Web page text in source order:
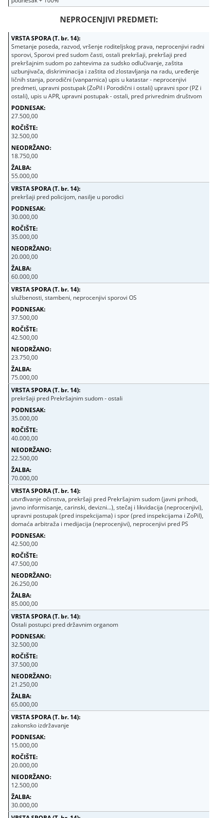
NEPROCENJIVI PREDMETI:
Smetanje poseda, razvod, vršenje roditeljskog prava, neprocenjivi radni
sporovi, Sporovi pred sudom časti, ostali prekršaji, prekršaji pred
prekršajnim sudom po zahtevima za sudsko odlučivanje, zaštita
uzbunjivača, diskriminacija i zaštita od zlostavljanja na radu, uređenje
ličnih stanja, porodični (vanparnica) upis u katastar - neprocenjivi
predmeti, upravni postupak (ZoPiI i Porodični i ostali) upravni spor (PZ i
ostali), upis u APR, upravni postupak - ostali, pred privrednim društvom
27.500,00
32.500,00
18.750,00
55.000,00
prekršaji pred policijom, nasilje u porodici
30.000,00
35.000,00
20.000,00
60.000,00
službenosti, stambeni, neprocenjivi sporovi OS
37.500,00
42.500,00
23.750,00
75.000,00
prekršaji pred Prekršajnim sudom - ostali
35.000,00
40.000,00
22.500,00
70.000,00
utvrđivanje očinstva, prekršaji pred Prekršajnim sudom (javni prihodi,
javno informisanje, carinski, devizni...), stečaj i likvidacija (neprocenjivi),
upravni postupak (pred inspekcijama) i spor (pred inspekcijama i ZoPiI),
domaća arbitraža i medijacija (neprocenjivi), neprocenjivi pred PS
42.500,00
47.500,00
26.250,00
85.000,00
Ostali postupci pred državnim organom
32.500,00
37.500,00
21.250,00
65.000,00
zakonsko izdržavanje
15.000,00
20.000,00
12.500,00
30.000,00